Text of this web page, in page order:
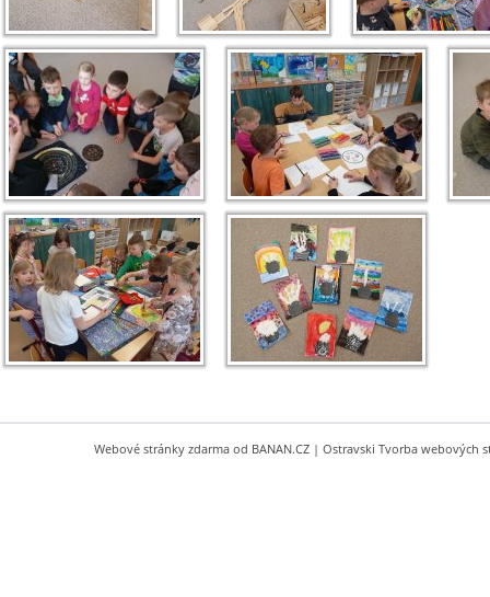
Webové stránky zdarma od BANAN.CZ | Ostravski Tvorba webových